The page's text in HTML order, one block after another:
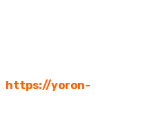
https://yoron-